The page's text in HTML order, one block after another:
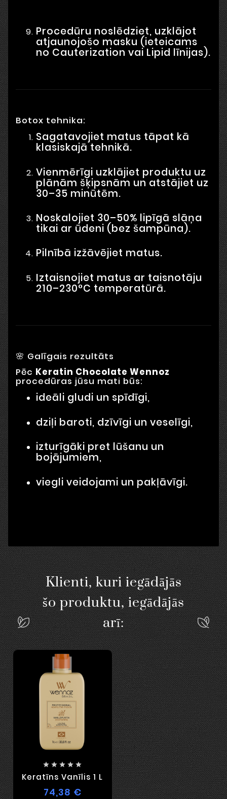
Procedūru noslēdziet, uzklājot
atjaunojošo masku (ieteicams
no Cauterization vai Lipid līnijas).
Botox tehnika:
Sagatavojiet matus tāpat kā
klasiskajā tehnikā.
Vienmērīgi uzklājiet produktu uz
plānām šķipsnām un atstājiet uz
30–35 minūtēm.
Noskalojiet 30–50% lipīgā slāņa
tikai ar ūdeni (bez šampūna).
Pilnībā izžāvējiet matus.
Iztaisnojiet matus ar taisnotāju
210–230°C temperatūrā.
🌸 Galīgais rezultāts
Pēc Keratin Chocolate Wennoz
procedūras jūsu mati būs:
ideāli gludi un spīdīgi,
dziļi baroti, dzīvīgi un veselīgi,
izturīgāki pret lūšanu un
bojājumiem,
viegli veidojami un pakļāvīgi.
Klienti, kuri iegādājās
šo produktu, iegādājās
arī:
    
Keratīns Vanīlis 1 L
74,38 €